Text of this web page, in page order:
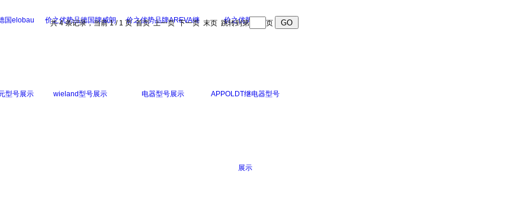
号展示
wieland型号展示
器型号展示
继电器型号展示
共 4 条记录，当前 1 / 1 页 首页 上一页 下一页 末页 跳转到第 页